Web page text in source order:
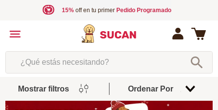
15%off en tu primer Pedido Programado
¿Qué estás necesitando?
Mostrar filtros Ordenar Por
Relevancia